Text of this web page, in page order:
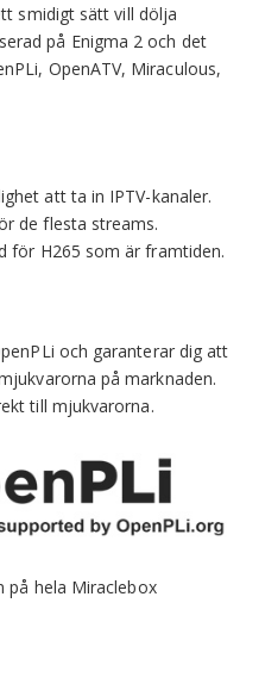
smidigt sätt vill dölja
på Enigma 2 och det
OpenATV, Miraculous,
att ta in IPTV-kanaler.
de flesta streams.
för H265 som är framtiden.
och garanterar dig att
på marknaden.
till mjukvarorna.
på hela Miraclebox